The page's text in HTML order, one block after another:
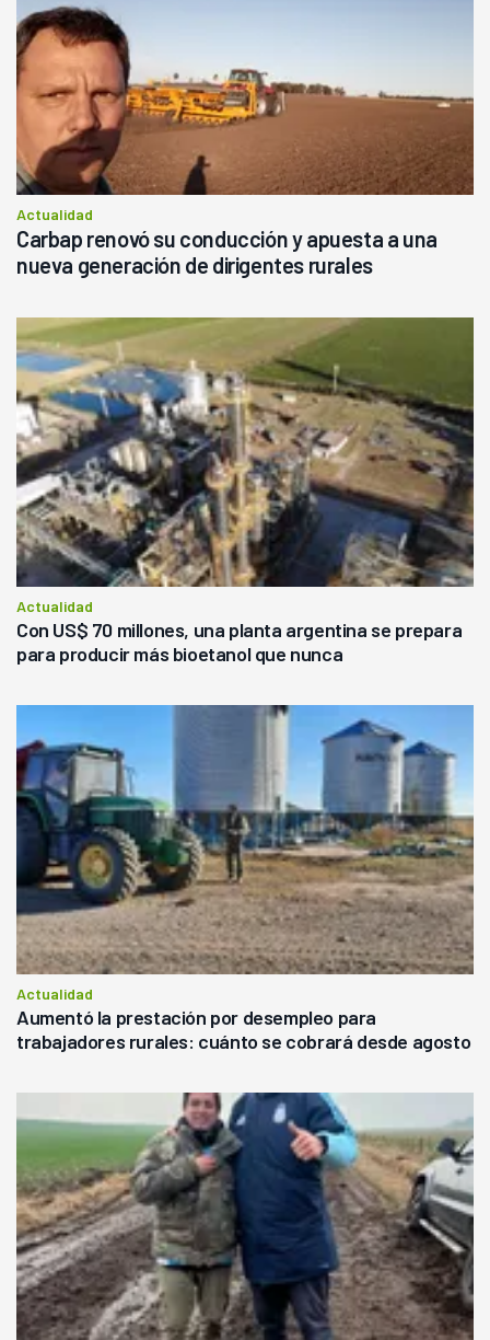
Actualidad
Carbap renovó su conducción y apuesta a una
nueva generación de dirigentes rurales
Actualidad
Con US$ 70 millones, una planta argentina se prepara
para producir más bioetanol que nunca
Actualidad
Aumentó la prestación por desempleo para
trabajadores rurales: cuánto se cobrará desde agosto